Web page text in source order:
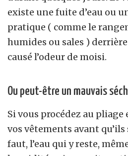
existe une fuite d’eau ou
pratique ( comme le
humides ou sales )
causé l’odeur de moisi.
Ou peut-être un mauvais
Si vous procédez au
vos vêtements avant
faut, l’eau qui y reste,